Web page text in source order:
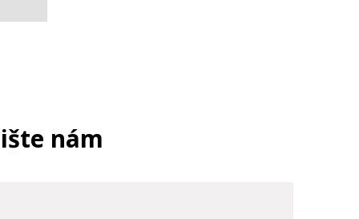
nám